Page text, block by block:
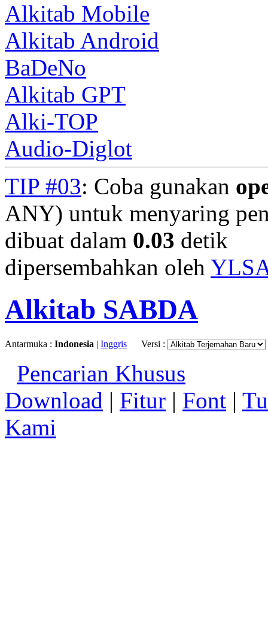
Alkitab Mobile
Alkitab Android
BaDeNo
Alkitab GPT
Alki-TOP
Audio-Diglot
TIP #03: Coba gunakan
ANY) untuk menyaring
dibuat dalam 0.03 detik
dipersembahkan oleh
Alkitab SABDA
Antarmuka : Indonesia | Inggris Versi :
Pencarian Khusus
Download | Fitur | Font |
Kami